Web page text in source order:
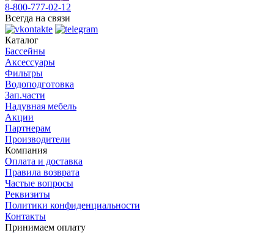
8-800-777-02-12
Всегда на связи
Каталог
Бассейны
Аксессуары
Фильтры
Водоподготовка
Зап.части
Надувная мебель
Акции
Партнерам
Производители
Компания
Оплата и доставка
Правила возврата
Частые вопросы
Реквизиты
Политики конфиденциальности
Контакты
Принимаем оплату